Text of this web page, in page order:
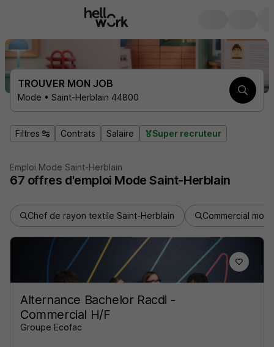
TROUVER MON JOB
Mode • Saint-Herblain 44800
Filtres Contrats Salaire Super recruteur
Emploi Mode Saint-Herblain
67 offres d'emploi Mode Saint-Herblain
Chef de rayon textile Saint-Herblain Commercial
Alternance Bachelor Racdi -
Commercial H/F
Groupe Ecofac